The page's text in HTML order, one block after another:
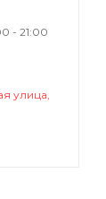
- 21:00
улица,